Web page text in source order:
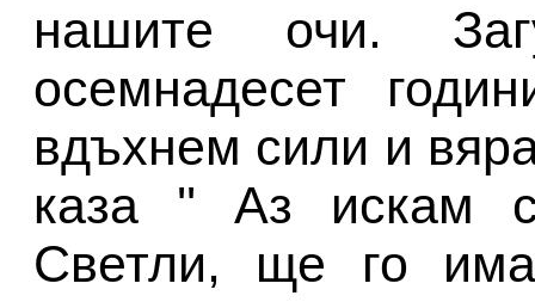
нашите очи.
осемнадесет
вдъхнем сили и
каза '' Аз искам
Светли, ще го